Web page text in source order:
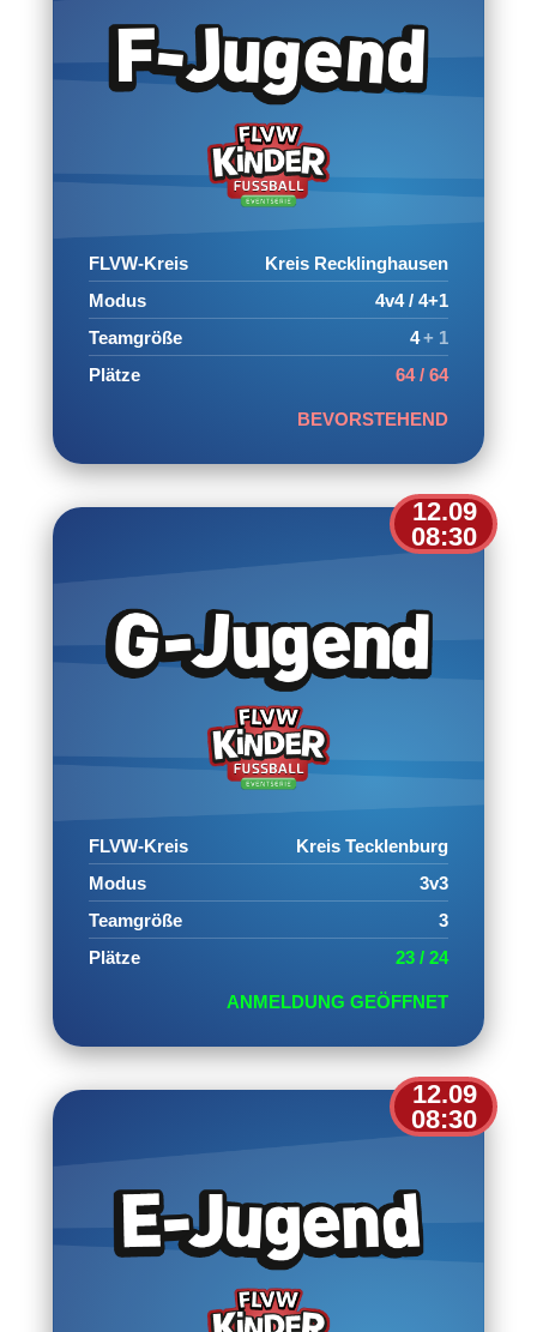
FLVW-Kreis
Kreis Recklinghausen
Modus
4v4 / 4+1
Teamgröße
4+ 1
Plätze
64 / 64
BEVORSTEHEND
12.09
08:30
FLVW-Kreis
Kreis Tecklenburg
Modus
3v3
Teamgröße
3
Plätze
23 / 24
ANMELDUNG GEÖFFNET
12.09
08:30